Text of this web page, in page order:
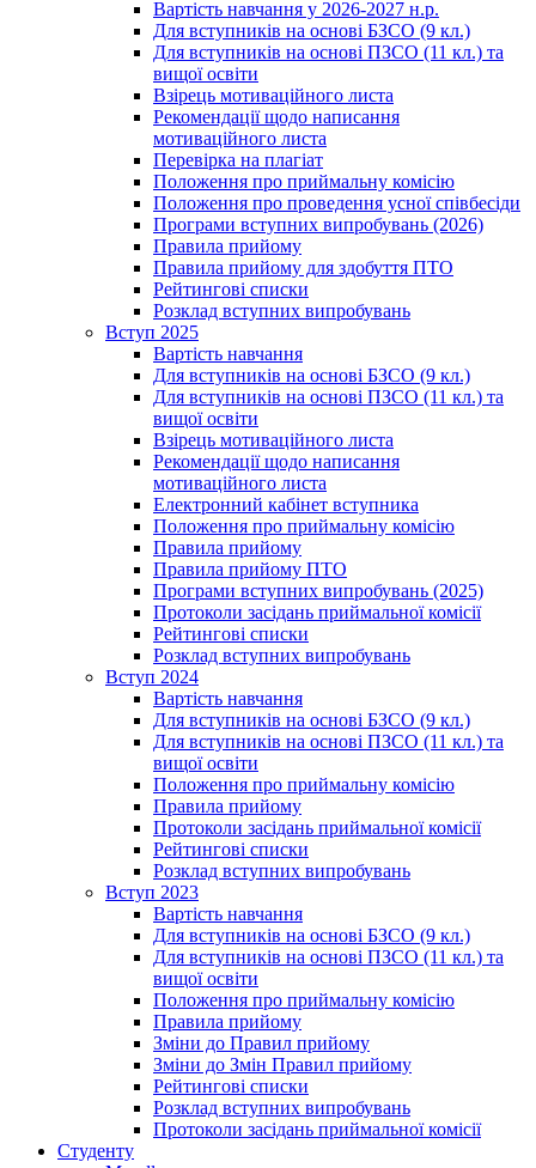
Вартість навчання у 2026-2027 н.р.
Для вступників на основі БЗСО (9 кл.)
Для вступників на основі ПЗСО (11 кл.) та
вищої освіти
Взірець мотиваційного листа
Рекомендації щодо написання
мотиваційного листа
Перевірка на плагіат
Положення про приймальну комісію
Положення про проведення усної співбесіди
Програми вступних випробувань (2026)
Правила прийому
Правила прийому для здобуття ПТО
Рейтингові списки
Розклад вступних випробувань
Вступ 2025
Вартість навчання
Для вступників на основі БЗСО (9 кл.)
Для вступників на основі ПЗСО (11 кл.) та
вищої освіти
Взірець мотиваційного листа
Рекомендації щодо написання
мотиваційного листа
Електронний кабінет вступника
Положення про приймальну комісію
Правила прийому
Правила прийому ПТО
Програми вступних випробувань (2025)
Протоколи засідань приймальної комісії
Рейтингові списки
Розклад вступних випробувань
Вступ 2024
Вартість навчання
Для вступників на основі БЗСО (9 кл.)
Для вступників на основі ПЗСО (11 кл.) та
вищої освіти
Положення про приймальну комісію
Правила прийому
Протоколи засідань приймальної комісії
Рейтингові списки
Розклад вступних випробувань
Вступ 2023
Вартість навчання
Для вступників на основі БЗСО (9 кл.)
Для вступників на основі ПЗСО (11 кл.) та
вищої освіти
Положення про приймальну комісію
Правила прийому
Зміни до Правил прийому
Зміни до Змін Правил прийому
Рейтингові списки
Розклад вступних випробувань
Протоколи засідань приймальної комісії
Студенту